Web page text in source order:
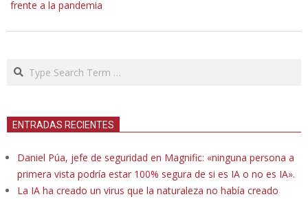
frente a la pandemia
Search
ENTRADAS RECIENTES
Daniel Púa, jefe de seguridad en Magnific: «ninguna persona a
primera vista podría estar 100% segura de si es IA o no es IA».
La IA ha creado un virus que la naturaleza no había creado